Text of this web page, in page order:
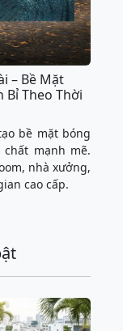
– Bề Mặt
Bỉ Theo Thời
bề mặt bóng
mạnh mẽ.
nhà xưởng,
cao cấp.